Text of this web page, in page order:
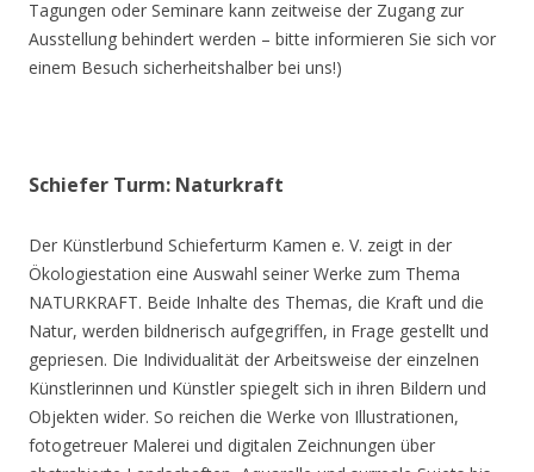
Tagungen oder Seminare kann zeitweise der Zugang zur
Ausstellung behindert werden – bitte informieren Sie sich vor
einem Besuch sicherheitshalber bei uns!)
Schiefer Turm: Naturkraft
Der Künstlerbund Schieferturm Kamen e. V. zeigt in der
Ökologiestation eine Auswahl seiner Werke zum Thema
NATURKRAFT. Beide Inhalte des Themas, die Kraft und die
Natur, werden bildnerisch aufgegriffen, in Frage gestellt und
gepriesen. Die Individualität der Arbeitsweise der einzelnen
Künstlerinnen und Künstler spiegelt sich in ihren Bildern und
Objekten wider. So reichen die Werke von Illustrationen,
fotogetreuer Malerei und digitalen Zeichnungen über